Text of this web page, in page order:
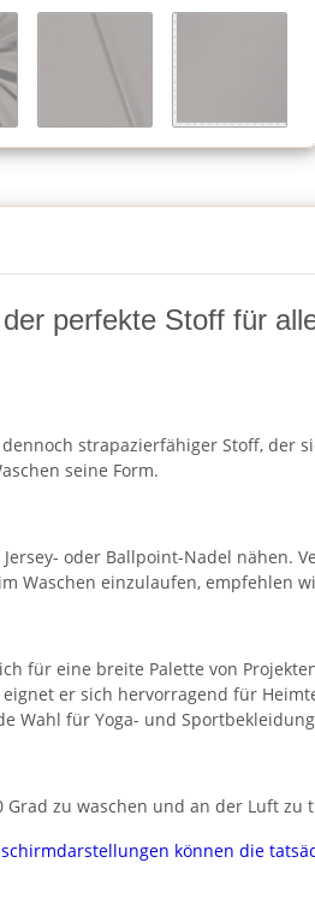
perfekte Stoff für
strapazierfähiger Stoff, der
seine Form.
oder Ballpoint-Nadel nähen.
Waschen einzulaufen, empfehlen
für eine breite Palette von
er sich hervorragend für
Wahl für Yoga- und
zu waschen und an der Luft
können die